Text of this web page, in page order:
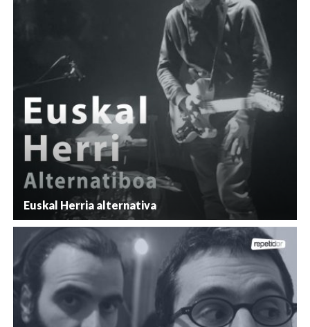
Euskal Herria alternativa